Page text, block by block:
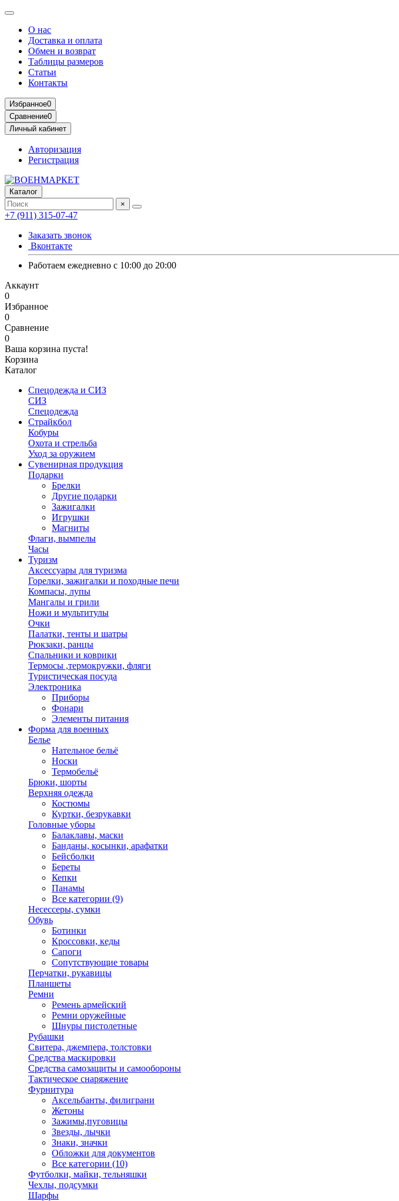
О нас
Доставка и оплата
Обмен и возврат
Таблицы размеров
Статьи
Контакты
Избранное0
Сравнение0
Личный кабинет
Авторизация
Регистрация
Каталог
×
+7 (911) 315-07-47
Заказать звонок
Вконтакте
Работаем ежедневно с 10:00 до 20:00
Аккаунт
0
Избранное
0
Сравнение
0
Ваша корзина пуста!
Корзина
Каталог
Спецодежда и СИЗ
СИЗ
Спецодежда
Страйкбол
Кобуры
Охота и стрельба
Уход за оружием
Сувенирная продукция
Подарки
Брелки
Другие подарки
Зажигалки
Игрушки
Магниты
Флаги, вымпелы
Часы
Туризм
Аксессуары для туризма
Горелки, зажигалки и походные печи
Компасы, лупы
Мангалы и грили
Ножи и мультитулы
Очки
Палатки, тенты и шатры
Рюкзаки, ранцы
Спальники и коврики
Термосы ,термокружки, фляги
Туристическая посуда
Электроника
Приборы
Фонари
Элементы питания
Форма для военных
Белье
Нательное бельё
Носки
Термобельё
Брюки, шорты
Верхняя одежда
Костюмы
Куртки, безрукавки
Головные уборы
Балаклавы, маски
Банданы, косынки, арафатки
Бейсболки
Береты
Кепки
Панамы
Все категории (9)
Несессеры, сумки
Обувь
Ботинки
Кроссовки, кеды
Сапоги
Сопутствующие товары
Перчатки, рукавицы
Планшеты
Ремни
Ремень армейский
Ремни оружейные
Шнуры пистолетные
Рубашки
Свитера, джемпера, толстовки
Средства маскировки
Средства самозащиты и самообороны
Тактическое снаряжение
Фурнитура
Аксельбанты, филиграни
Жетоны
Зажимы,пуговицы
Звезды, лычки
Знаки, значки
Обложки для документов
Все категории (10)
Футболки, майки, тельняшки
Чехлы, подсумки
Шарфы